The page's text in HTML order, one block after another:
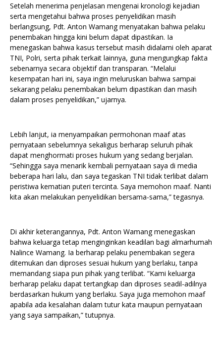
Setelah menerima penjelasan mengenai kronologi kejadian
serta mengetahui bahwa proses penyelidikan masih
berlangsung, Pdt. Anton Wamang menyatakan bahwa pelaku
penembakan hingga kini belum dapat dipastikan. Ia
menegaskan bahwa kasus tersebut masih didalami oleh aparat
TNI, Polri, serta pihak terkait lainnya, guna mengungkap fakta
sebenarnya secara objektif dan transparan. “Melalui
kesempatan hari ini, saya ingin meluruskan bahwa sampai
sekarang pelaku penembakan belum dipastikan dan masih
dalam proses penyelidikan,” ujarnya.
Lebih lanjut, ia menyampaikan permohonan maaf atas
pernyataan sebelumnya sekaligus berharap seluruh pihak
dapat menghormati proses hukum yang sedang berjalan.
“Sehingga saya menarik kembali pernyataan saya di media
beberapa hari lalu, dan saya tegaskan TNI tidak terlibat dalam
peristiwa kematian puteri tercinta. Saya memohon maaf. Nanti
kita akan melakukan penyelidikan bersama-sama,” tegasnya.
Di akhir keterangannya, Pdt. Anton Wamang menegaskan
bahwa keluarga tetap menginginkan keadilan bagi almarhumah
Nalince Wamang. Ia berharap pelaku penembakan segera
ditemukan dan diproses sesuai hukum yang berlaku, tanpa
memandang siapa pun pihak yang terlibat. “Kami keluarga
berharap pelaku dapat tertangkap dan diproses seadil-adilnya
berdasarkan hukum yang berlaku. Saya juga memohon maaf
apabila ada kesalahan dalam tutur kata maupun pernyataan
yang saya sampaikan,” tutupnya.